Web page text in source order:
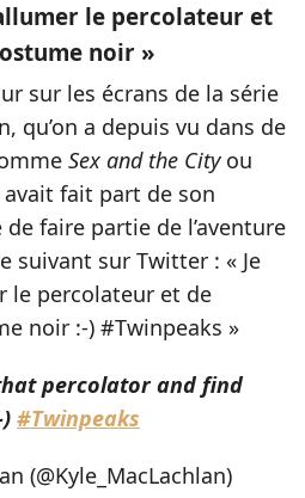
le percolateur et
noir »
sur les écrans de la série
qu’on a depuis vu dans de
Sex and the Cityou
avait fait part de son
faire partie de l’aventure
suivant sur Twitter : « Je
le percolateur et de
noir :-) #Twinpeaks »
percolator and find
#Twinpeaks
(@Kyle_MacLachlan)